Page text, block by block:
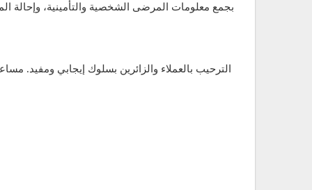
بجمع معلومات المرضى الشخصية والتأمينية، وإحالة
الترحيب بالعملاء والزائرين بسلوك إيجابي